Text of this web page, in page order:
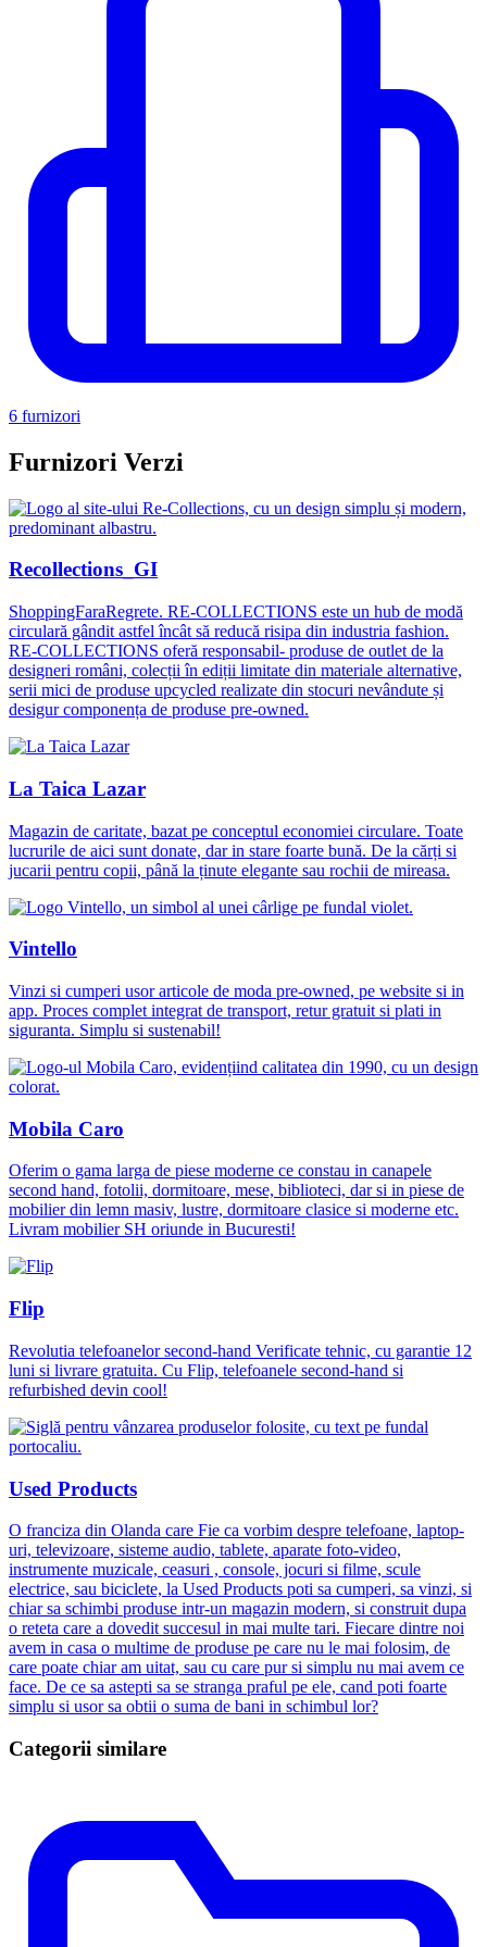
6 furnizori
Furnizori Verzi
Recollections_GI
ShoppingFaraRegrete. RE-COLLECTIONS este un hub de modă
circulară gândit astfel încât să reducă risipa din industria fashion.
RE-COLLECTIONS oferă responsabil- produse de outlet de la
designeri români, colecții în ediții limitate din materiale alternative,
serii mici de produse upcycled realizate din stocuri nevândute și
desigur componența de produse pre-owned.
La Taica Lazar
Magazin de caritate, bazat pe conceptul economiei circulare. Toate
lucrurile de aici sunt donate, dar in stare foarte bună. De la cărți si
jucarii pentru copii, până la ținute elegante sau rochii de mireasa.
Vintello
Vinzi si cumperi usor articole de moda pre-owned, pe website si in
app. Proces complet integrat de transport, retur gratuit si plati in
siguranta. Simplu si sustenabil!
Mobila Caro
Oferim o gama larga de piese moderne ce constau in canapele
second hand, fotolii, dormitoare, mese, biblioteci, dar si in piese de
mobilier din lemn masiv, lustre, dormitoare clasice si moderne etc.
Livram mobilier SH oriunde in Bucuresti!
Flip
Revolutia telefoanelor second-hand Verificate tehnic, cu garantie 12
luni si livrare gratuita. Cu Flip, telefoanele second-hand si
refurbished devin cool!
Used Products
O franciza din Olanda care Fie ca vorbim despre telefoane, laptop-
uri, televizoare, sisteme audio, tablete, aparate foto-video,
instrumente muzicale, ceasuri , console, jocuri si filme, scule
electrice, sau biciclete, la Used Products poti sa cumperi, sa vinzi, si
chiar sa schimbi produse intr-un magazin modern, si construit dupa
o reteta care a dovedit succesul in mai multe tari. Fiecare dintre noi
avem in casa o multime de produse pe care nu le mai folosim, de
care poate chiar am uitat, sau cu care pur si simplu nu mai avem ce
face. De ce sa astepti sa se stranga praful pe ele, cand poti foarte
simplu si usor sa obtii o suma de bani in schimbul lor?
Categorii similare